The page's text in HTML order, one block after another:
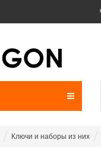
Ключи и наборы из них